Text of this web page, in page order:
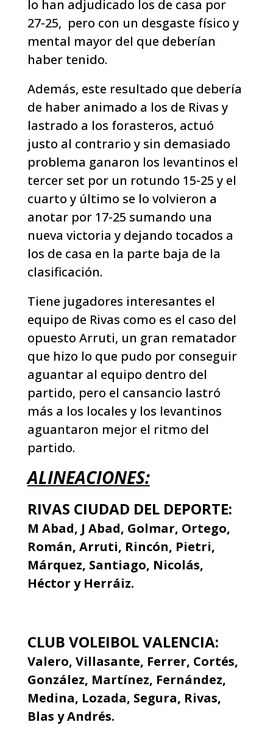
lo han adjudicado los de casa por
27-25, pero con un desgaste físico y
mental mayor del que deberían
haber tenido.
Además, este resultado que debería
de haber animado a los de Rivas y
lastrado a los forasteros, actuó
justo al contrario y sin demasiado
problema ganaron los levantinos el
tercer set por un rotundo 15-25 y el
cuarto y último se lo volvieron a
anotar por 17-25 sumando una
nueva victoria y dejando tocados a
los de casa en la parte baja de la
clasificación.
Tiene jugadores interesantes el
equipo de Rivas como es el caso del
opuesto Arruti, un gran rematador
que hizo lo que pudo por conseguir
aguantar al equipo dentro del
partido, pero el cansancio lastró
más a los locales y los levantinos
aguantaron mejor el ritmo del
partido.
ALINEACIONES:
RIVAS CIUDAD DEL DEPORTE:
M Abad, J Abad, Golmar, Ortego,
Román, Arruti, Rincón, Pietri,
Márquez, Santiago, Nicolás,
Héctor y Herráiz.
CLUB VOLEIBOL VALENCIA:
Valero, Villasante, Ferrer, Cortés,
González, Martínez, Fernández,
Medina, Lozada, Segura, Rivas,
Blas y Andrés.